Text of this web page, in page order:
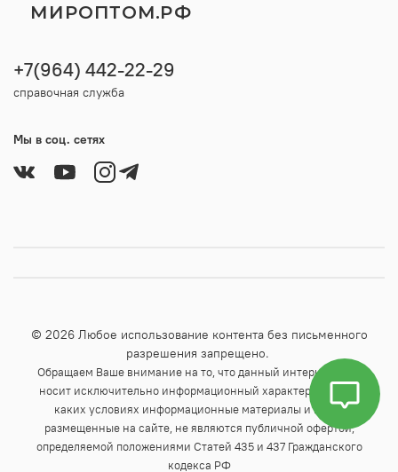
МИРОПТОМ.РФ
+7(964) 442-22-29
справочная служба
Мы в соц. сетях
© 2026 Любое использование контента без письменного
разрешения запрещено.
Обращаем Ваше внимание на то, что данный интернет-сайт
носит исключительно информационный характер и ни при
каких условиях информационные материалы и цены,
размещенные на сайте, не являются публичной офертой,
определяемой положениями Статей 435 и 437 Гражданского
кодекса РФ